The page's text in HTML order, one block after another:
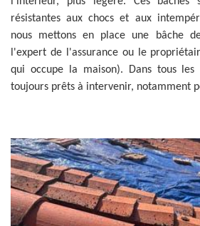
résistantes aux chocs et aux
nous mettons en place une bâche
l'expert de l'assurance ou le
qui occupe la maison). Dans tous les
toujours prêts à intervenir, notamment